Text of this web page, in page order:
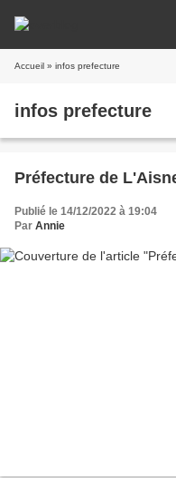
Accueil » infos prefecture
infos prefecture
Préfecture de
Publié le 14/12/2022 à 19:04
Par Annie